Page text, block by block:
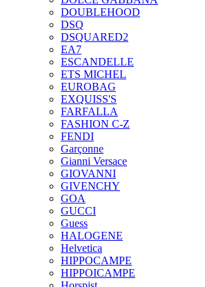
DOUBLEHOOD
DSQ
DSQUARED2
EA7
ESCANDELLE
ETS MICHEL
EUROBAG
EXQUISS'S
FARFALLA
FASHION C-Z
FENDI
Garçonne
Gianni Versace
GIOVANNI
GIVENCHY
GOA
GUCCI
Guess
HALOGENE
Helvetica
HIPPOCAMPE
HIPPOICAMPE